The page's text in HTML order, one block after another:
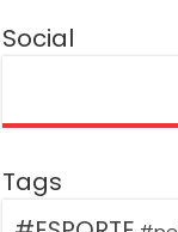
Social
Tags